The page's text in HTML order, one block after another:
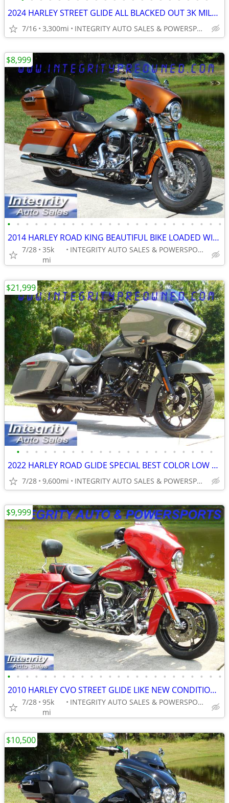
2024 HARLEY STREET GLIDE ALL BLACKED OUT 3K MILES FLAWLESS NO BS FEES!
7/16 3,300mi INTEGRITY AUTO SALES & POWERSPORTS
• • • • • • • • • • • • • • • • • • • • • • • •
2014 HARLEY ROAD KING BEAUTIFUL BIKE LOADED WITH UPGRADES NO BS FEES!
7/28 35k
mi
INTEGRITY AUTO SALES & POWERSPORTS
$8,999
• • • • • • • • • • • • • • • • • • • • • •
2022 HARLEY ROAD GLIDE SPECIAL BEST COLOR LOW MILES FULLY SERVICED
7/28 9,600mi INTEGRITY AUTO SALES & POWERSPORTS
$21,999
• • • • • • • • • • • • • • • • • • • • • • • •
2010 HARLEY CVO STREET GLIDE LIKE NEW CONDITION NO BS DEALER FEES HERE
7/28 95k
mi
INTEGRITY AUTO SALES & POWERSPORTS
$9,999
$10,500